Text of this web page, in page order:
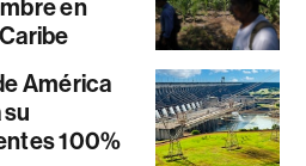
en
América
100%